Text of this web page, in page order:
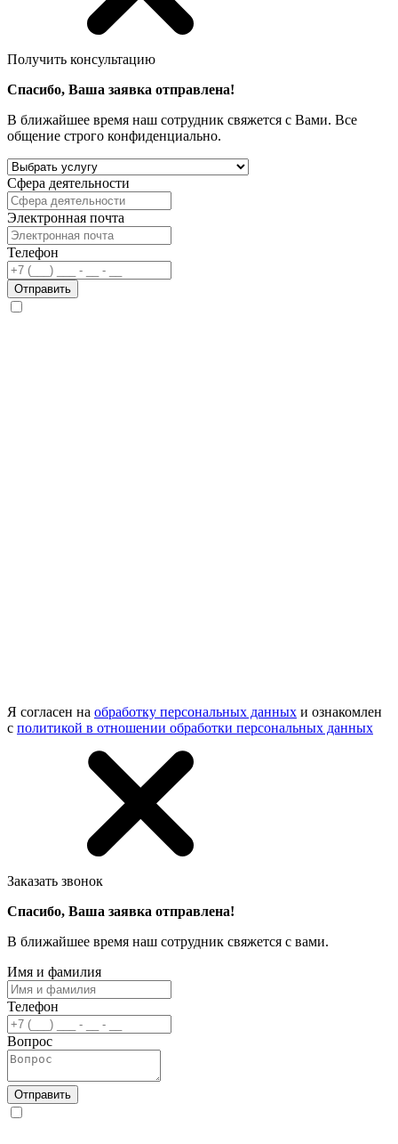
Получить консультацию
Спасибо, Ваша заявка отправлена!
В ближайшее время наш сотрудник свяжется с Вами. Все
общение строго конфиденциально.
Сфера деятельности
Электронная почта
Телефон
Отправить
Я согласен на обработку персональных данных и ознакомлен
с политикой в отношении обработки персональных данных
Заказать звонок
Спасибо, Ваша заявка отправлена!
В ближайшее время наш сотрудник свяжется с вами.
Имя и фамилия
Телефон
Вопрос
Отправить